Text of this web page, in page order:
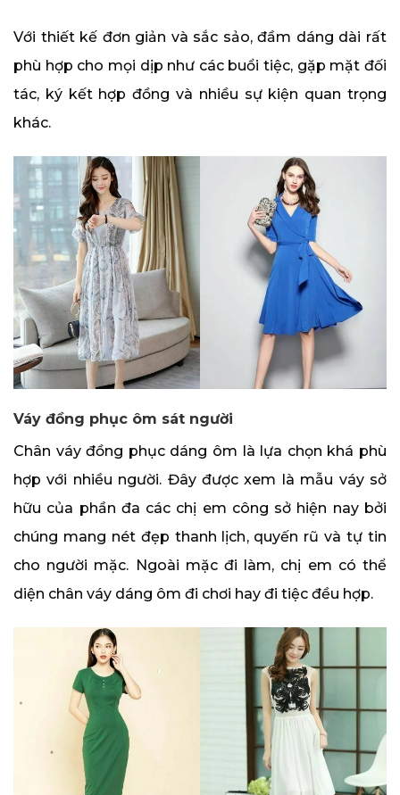
Với thiết kế đơn giản và sắc sảo, đầm dáng dài rất
phù hợp cho mọi dịp như các buổi tiệc, gặp mặt đối
tác, ký kết hợp đồng và nhiều sự kiện quan trọng
khác.
Váy đồng phục ôm sát người
Chân váy đồng phục dáng ôm là lựa chọn khá phù
hợp với nhiều người. Đây được xem là mẫu váy sở
hữu của phần đa các chị em công sở hiện nay bởi
chúng mang nét đẹp thanh lịch, quyến rũ và tự tin
cho người mặc. Ngoài mặc đi làm, chị em có thể
diện chân váy dáng ôm đi chơi hay đi tiệc đều hợp.